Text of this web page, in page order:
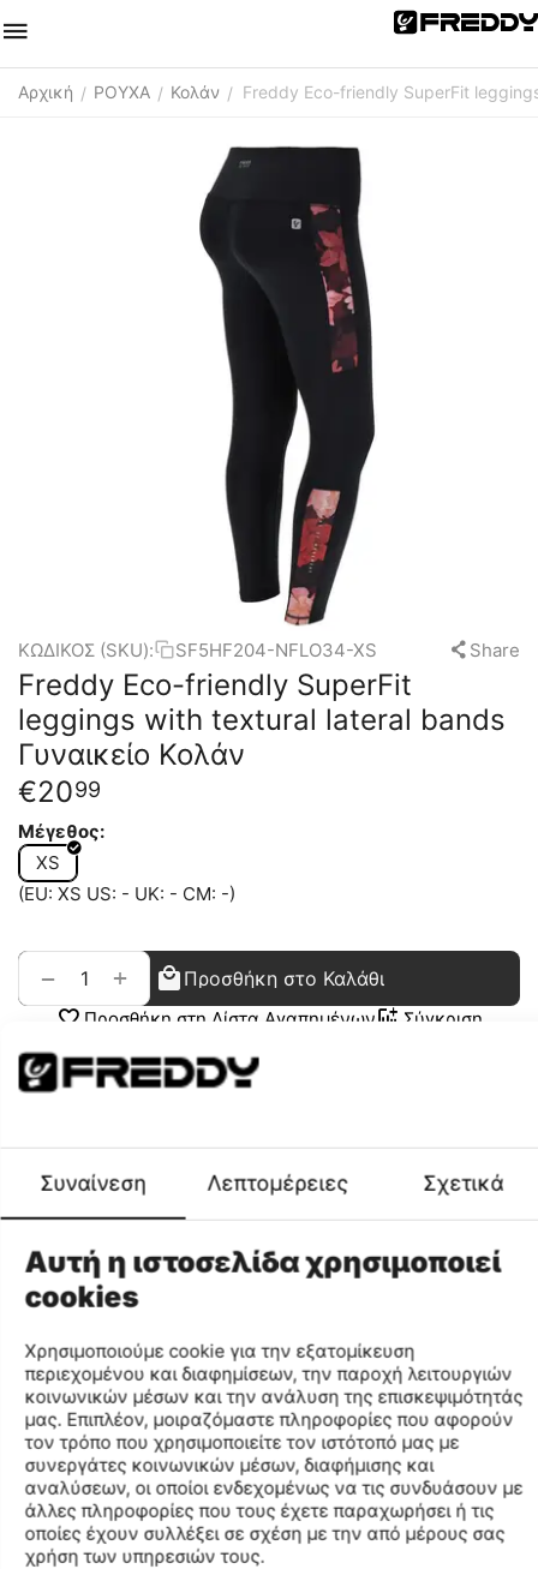
Αρχική / ΡΟΥΧΑ / Κολάν / Freddy Eco-friendly SuperFit
ΚΩΔΙΚΟΣ (SKU): SF5HF204-NFLO34-XS Share
Freddy Eco-friendly SuperFit
leggings with textural lateral bands
Γυναικείο Κολάν
€2099
Μέγεθος:
XS
(EU: XS US: - UK: - CM: -)
+
− Προσθήκη στο Καλάθι
Προσθήκη στη Λίστα Αγαπημένων Σύγκριση
Περιγραφή Χρώματος
Φύλο
Γυναικείο κολάν διαμόρφωσης, φιλικό προς το
περιβάλλον με στενή εφαρμογή - SuperFit από
του αναπνέει σωστά και το ρούχο είναι φτιαγμένο από
πλευρικές λωρίδες. Έχει απαλή υφή και λευκή στάμπα με
τη φράση THE ART OF MOVEMENT. Επιπλέον, διαθέτει
στάμπα γυαλιστερή με το λογότυπο της FREDDY στην
κάτω πλευρά του ποδιού. Είναι ψηλόμεσο κολάν με μικρή
τσέπη στη ζώνη. Το μήκος του ποδιού φτάνει έως τον
αστράγαλο. Στην πίσω πλευρά του κολάν υπάρχει στάμπα
μεταλιζέ με το λογότυπο της «Freddy» και το λογότυπο
D.I.W.O.®, το οποίο πιστοποιεί το ύφασμα και προσθέτει μία
κομψή πινελιά.
Το ανακυκλωμένο ύφασμα D.I.W.O.®, είναι
κατοχυρωμένο με δίπλωμα ευρεσιτεχνίας από την
Συναίνεση Λεπτομέρειες Σχετικά
Αυτή η ιστοσελίδα χρησιμοποιεί
cookies
Χρησιμοποιούμε cookie για την εξατομίκευση
περιεχομένου και διαφημίσεων, την παροχή λειτουργιών
κοινωνικών μέσων και την ανάλυση της επισκεψιμότητάς
μας. Επιπλέον, μοιραζόμαστε πληροφορίες που αφορούν
τον τρόπο που χρησιμοποιείτε τον ιστότοπό μας με
συνεργάτες κοινωνικών μέσων, διαφήμισης και
αναλύσεων, οι οποίοι ενδεχομένως να τις συνδυάσουν με
άλλες πληροφορίες που τους έχετε παραχωρήσει ή τις
οποίες έχουν συλλέξει σε σχέση με την από μέρους σας
χρήση των υπηρεσιών τους.